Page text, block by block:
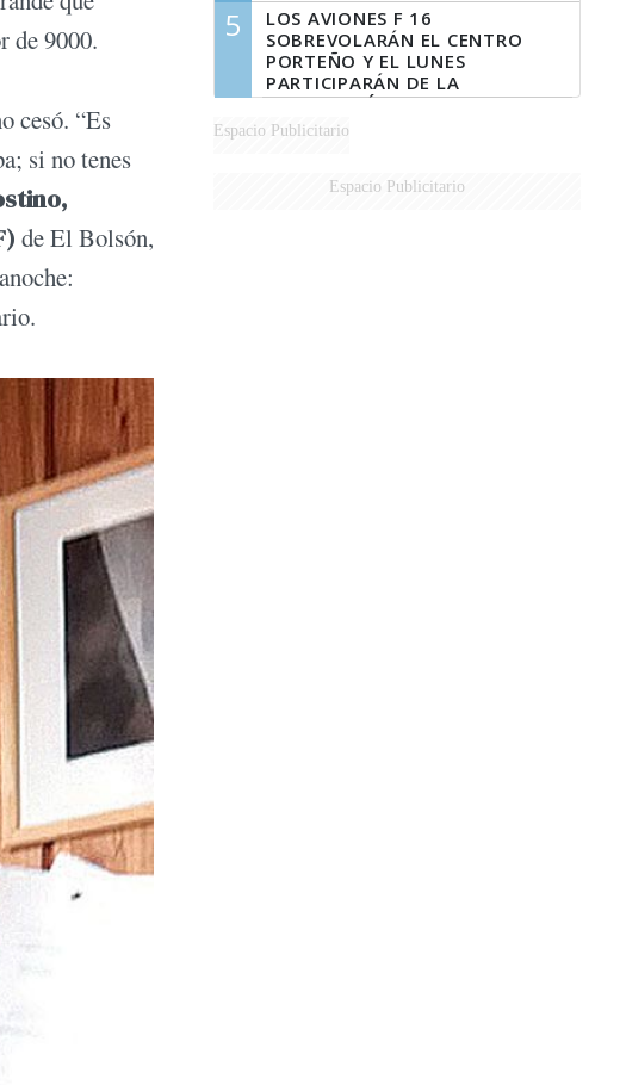
de 9000.
cesó. “Es
si no tenes
de El Bolsón,
5
LOS AVIONES F 16
SOBREVOLARÁN EL CENTRO
PORTEÑO Y EL LUNES
PARTICIPARÁN DE LA
CELEBRACIÓN DE LA FUERZA
AÉREA
Espacio Publicitario
Espacio Publicitario